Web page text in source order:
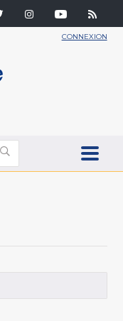
CONNEXION